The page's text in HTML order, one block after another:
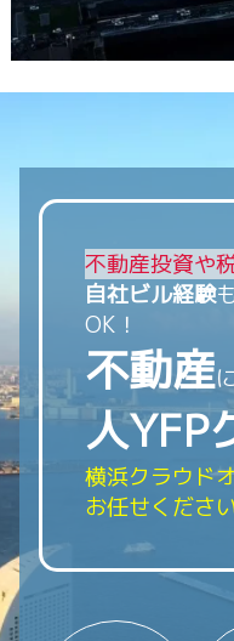
不動産投資や
自社ビル経験
OK！
不動産
人YFP
横浜クラウド
お任せくださ